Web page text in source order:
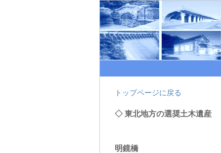
トップページに戻る
◇ 東北地方の選奨土木遺産
明鏡橋